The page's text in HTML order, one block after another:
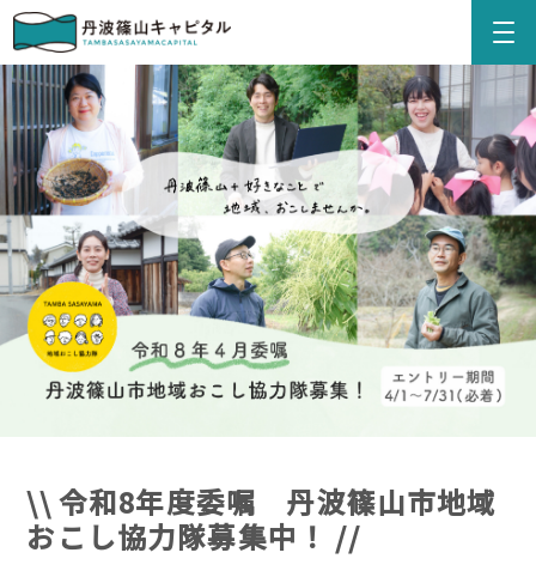
\\ 令和8年度委嘱 丹波篠山市地域
おこし協力隊募集中！ //